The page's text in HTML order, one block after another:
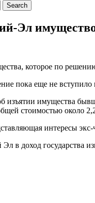
Search
Эл
которое по
пока еще не вступило
изъятии имущества
стоимостью около
интересы
доход государства